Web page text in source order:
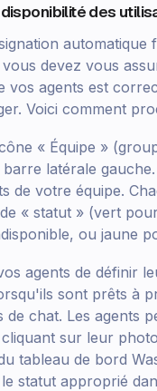
des
automatique
devez vous
vos agents est
Voici comment
« Équipe »
barre latérale
de votre équipe.
« statut » (vert
ou jaune
agents de définir
sont prêts à
de chat. Les agents
sur leur
tableau de bord
statut approprié